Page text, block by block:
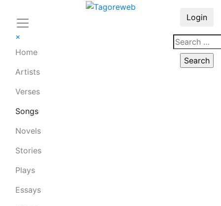
×
Home
Artists
Verses
Songs
Novels
Stories
Plays
Essays
Login